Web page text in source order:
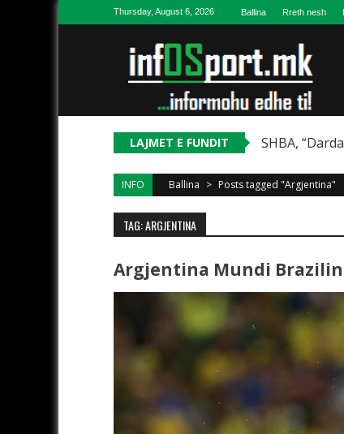
Skip to contentThursday, August 6, 2026 Ballina Rreth nesh
LAJMET E FUNDIT SHBA,
INFO Ballina > Posts tagged "Argjentina"
TAG: ARGJENTINA
Argjentina Mundi Brazilin